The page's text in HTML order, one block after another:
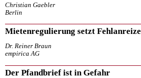
Christian Gaebler
Berlin
Mietenregulierung setzt Fehlanreize
Dr. Reiner Braun
empirica AG
Der Pfandbrief ist in Gefahr